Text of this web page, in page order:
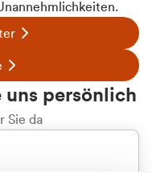
uns persönlich
Sie da